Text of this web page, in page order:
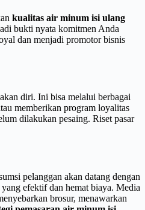
kualitas air minum isi ulang
bukti nyata komitmen Anda
dan menjadi promotor bisnis
diri. Ini bisa melalui berbagai
memberikan program loyalitas
dilakukan pesaing. Riset pasar
pelanggan akan datang dengan
efektif dan hemat biaya. Media
brosur, menawarkan